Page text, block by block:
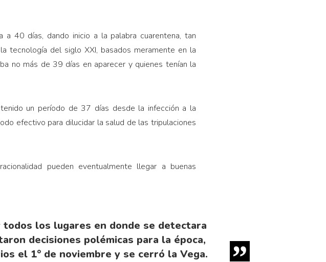
40 días, dando inicio a la palabra cuaren­tena, tan
tecnología del siglo XXI, basados meramente en la
no más de 39 días en apare­cer y quienes tenían la
un período de 37 días desde la infección a la
efectivo para di­lucidar la salud de las tripulaciones
pueden eventualmente llegar a buenas
los lugares en donde se detectara
decisiones polémicas para la época,
el 1° de noviembre y se cerró la Vega.